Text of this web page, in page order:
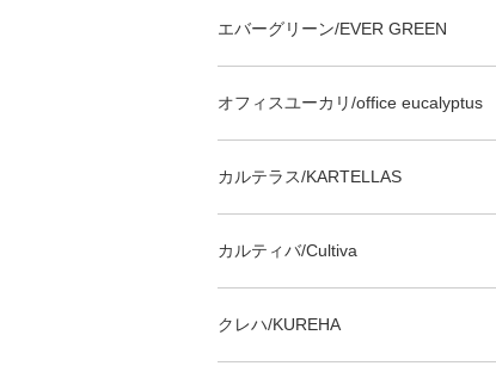
エバーグリーン/EVER GREEN
オフィスユーカリ/office eucalyptus
カルテラス/KARTELLAS
カルティバ/Cultiva
クレハ/KUREHA